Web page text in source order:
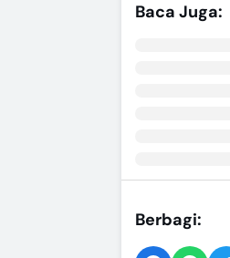
Baca Juga:
Berbagi: